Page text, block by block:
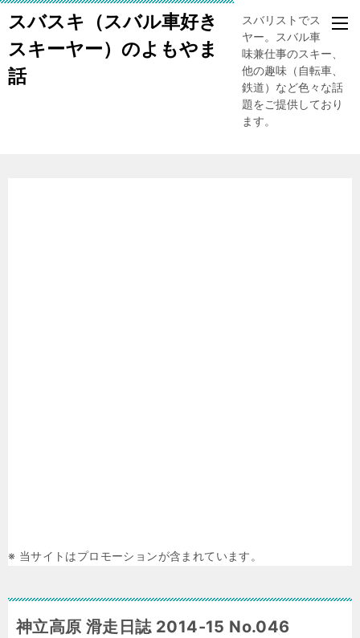
スバスキ（スバル車好き
スキーヤー）のよもやま
話
スバリストでスキー
ヤー。スバル車、趣
味兼仕事のスキー、
他の趣味（自転車、
鉄道）など色々な話
題をご提供しており
ます。
※ 当サイトはプロモーションが含まれています。
神立高原 滑走日誌 2014-15 No.046